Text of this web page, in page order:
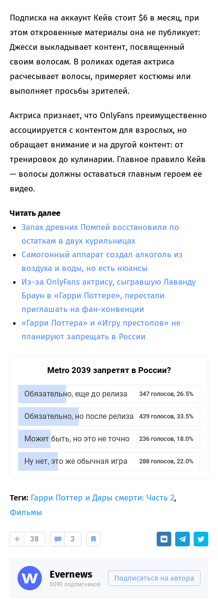
Подписка на аккаунт Кейв стоит $6 в месяц, при
этом откровенные материалы она не публикует:
Джесси выкладывает контент, посвященный
своим волосам. В роликах одетая актриса
расчесывает волосы, примеряет костюмы или
выполняет просьбы зрителей.
Актриса признает, что OnlyFans преимущественно
ассоциируется с контентом для взрослых, но
обращает внимание и на другой контент: от
тренировок до кулинарии. Главное правило Кейв
— волосы должны оставаться главным героем ее
видео.
Читать далее
Запах древних Помпей восстановили по
остаткам в двух курильницах
Самогонный аппарат создал алкоголь из
воздуха и воды, но есть нюансы
Из-за OnlyFans актрису, сыгравшую Лаванду
Браун в «Гарри Поттере», перестали
приглашать на фан-конвенции
«Гарри Поттера» и «Игру престолов» не
планируют запрещать в России
Metro 2039 запретят в России?
Обязательно, еще до релиза 347 голосов, 26.5%
Обязательно, но после релиза 439 голосов, 33.5%
Может быть, но это не точно 236 голосов, 18.0%
Ну нет, это же обычная игра 288 голосов, 22.0%
Теги: Гарри Поттер и Дары смерти: Часть 2,
Фильмы
38 3
Evernews
8090 подписчиков
Подписаться на автора